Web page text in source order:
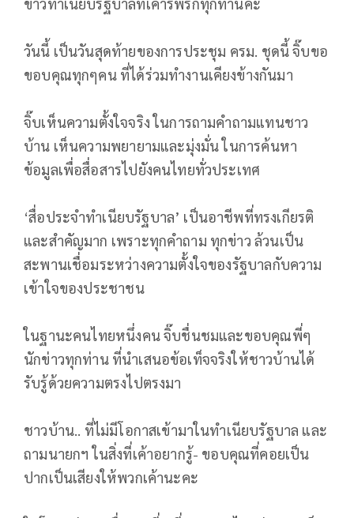
วันนี้ เป็นวันสุดท้ายของการประชุม ครม. ชุดนี้ จิ๊บขอ
ขอบคุณทุกๆคน ที่ได้ร่วมทำงานเคียงข้างกันมา
จิ๊บเห็นความตั้งใจจริง ในการถามคำถามแทนชาว
บ้าน เห็นความพยายามและมุ่งมั่น ในการค้นหา
ข้อมูลเพื่อสื่อสารไปยังคนไทยทั่วประเทศ
‘สื่อประจำทำเนียบรัฐบาล’ เป็นอาชีพที่ทรงเกียรติ
และสำคัญมาก เพราะทุกคำถาม ทุกข่าว ล้วนเป็น
สะพานเชื่อมระหว่างความตั้งใจของรัฐบาลกับความ
เข้าใจของประชาชน
ในฐานะคนไทยหนึ่งคน จิ๊บชื่นชมและขอบคุณพี่ๆ
นักข่าวทุกท่าน ที่นำเสนอข้อเท็จจริงให้ชาวบ้านได้
รับรู้ด้วยความตรงไปตรงมา
ชาวบ้าน.. ที่ไม่มีโอกาสเข้ามาในทำเนียบรัฐบาล และ
ถามนายกฯ ในสิ่งที่เค้าอยากรู้- ขอบคุณที่คอยเป็น
ปากเป็นเสียงให้พวกเค้านะคะ